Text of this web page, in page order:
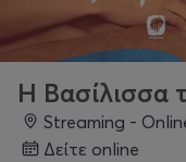
Η Βασίλισσα
Streaming -
δείτε online